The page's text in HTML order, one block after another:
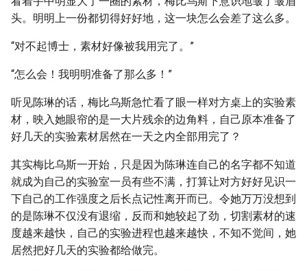
头。明明上一份都切得好好地，这一块怎么会差了这么多。
“对不起博士，素材好像被我用完了。”
“怎么会！我明明准备了那么多！”
听见陈琳的话，梅比乌斯急忙看了眼一样对方桌上的实验素
材，映入她眼帘的是一大片残余的边角料，自己原本准备了
好几天的实验素材居然在一天之内全部用完了？
其实梅比乌斯一开始，只是因为陈琳连自己的名字都不知道
就成为自己的实验室一员有些不满，打算让对方好好见识一
下自己的工作强度之后长点记性离开而已。令她万万没想到
的是陈琳不仅没有退缩，反而和她较起了劲，切割素材的速
度越来越快，自己的实验进程也越来越快，不知不觉间，她
居然把好几天的实验都给做完。